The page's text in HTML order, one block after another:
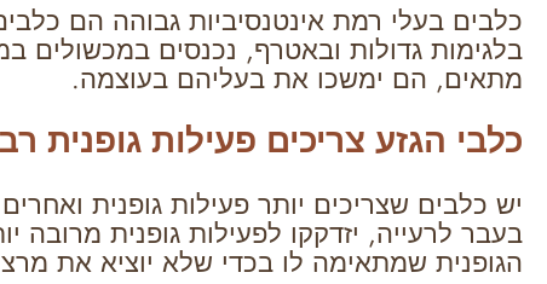
כלבים בעלי רמת אינטנסיביות גבוהה הם
בלגימות גדולות ובאטרף, נכנסים במכשולים
מתאים, הם ימשכו את בעליהם בעוצמה.
כלבי הגזע צריכים פעילות גופנית
יש כלבים שצריכים יותר פעילות גופנית
בעבר לרעייה, יזדקקו לפעילות גופנית
הגופנית שמתאימה לו בכדי שלא יוציא את